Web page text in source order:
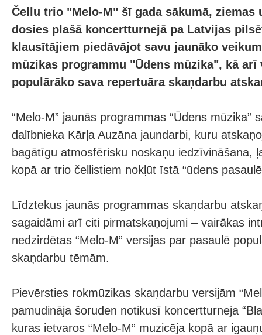
Čellu trio "Melo-M" šī gada sākumā, ziemas
dosies plašā koncertturnejā pa Latvijas
klausītājiem piedāvājot savu jaunāko
mūzikas programmu "Ūdens mūzika", kā arī
populārāko sava repertuāra skaņdarbu
“Melo-M” jaunās programmas “Ūdens mūzika”
dalībnieka Kārļa Auzāna jaundarbi, kuru
bagātīgu atmosfērisku noskaņu iedzīvināšana,
kopā ar trio čellistiem nokļūt īstā “ūdens
Līdztekus jaunās programmas skaņdarbu
sagaidāmi arī citi pirmatskaņojumi – vairākas
nedzirdētas “Melo-M” versijas par pasaulē
skaņdarbu tēmām.
Pievērsties rokmūzikas skaņdarbu versijām
pamudināja šoruden notikusī koncertturneja
kuras ietvaros “Melo-M” muzicēja kopā ar